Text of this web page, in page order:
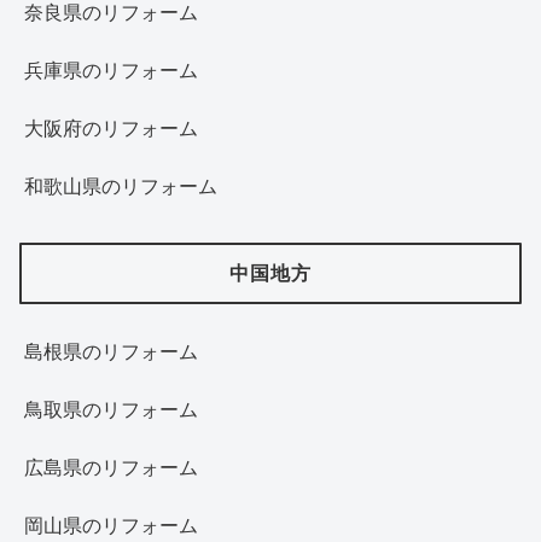
奈良県のリフォーム
兵庫県のリフォーム
大阪府のリフォーム
和歌山県のリフォーム
中国地方
島根県のリフォーム
鳥取県のリフォーム
広島県のリフォーム
岡山県のリフォーム